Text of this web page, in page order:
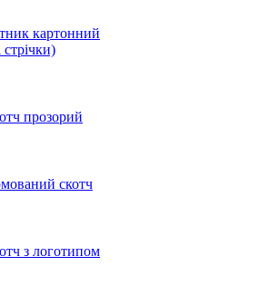
картонний
прозорий
скотч
з логотипом